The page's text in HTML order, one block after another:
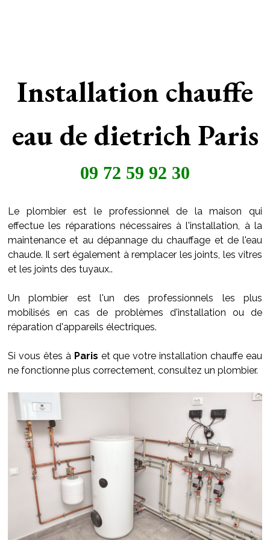
Installation chauffe
eau de dietrich Paris
09 72 59 92 30
Le plombier est le professionnel de la maison qui
effectue les réparations nécessaires à l'installation, à la
maintenance et au dépannage du chauffage et de l'eau
chaude. Il sert également à remplacer les joints, les vitres
et les joints des tuyaux..
Un plombier est l'un des professionnels les plus
mobilisés en cas de problèmes d'installation ou de
réparation d'appareils électriques.
Si vous êtes à Paris et que votre installation chauffe eau
ne fonctionne plus correctement, consultez un plombier.